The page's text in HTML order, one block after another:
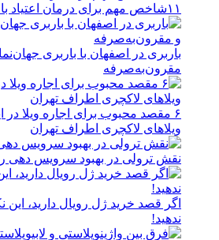
۱۱شاخص مهم برای درمان اعتیاد با کیفیت بالا
باربری در اصفهان با باربری
مقرون‌به‌صرفه
۶ مقصد محبوب برای اجاره ویلا در
ویلاهای لاکچری اطراف تهران
نقش ترولی در بهبود سرویس دهی
اگر قصد خرید ژل رویال دارید،
ندهید!